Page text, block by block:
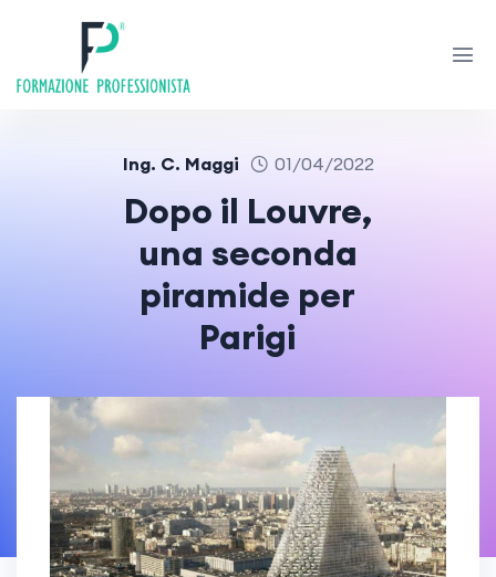
Ing. C. Maggi 01/04/2022
Dopo il Louvre,
una seconda
piramide per
Parigi